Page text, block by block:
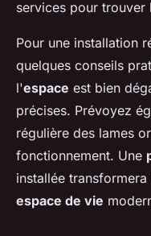
services pour trouver
Pour une installation
quelques conseils
l'espace est bien
précises. Prévoyez
régulière des lames
fonctionnement. Une
installée
espace de vie